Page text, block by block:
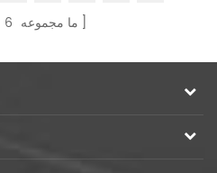
ما مجموعه 6